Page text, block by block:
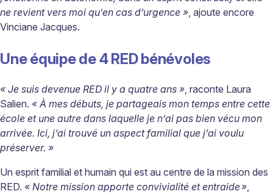
ne revient vers moi qu’en cas d’urgence », ajoute encore
Vinciane Jacques.
Une équipe de 4 RED bénévoles
« Je suis devenue RED il y a quatre ans », raconte Laura
Salien. « À mes débuts, je partageais mon temps entre cette
école et une autre dans laquelle je n’ai pas bien vécu mon
arrivée. Ici, j’ai trouvé un aspect familial que j’ai voulu
préserver. »
Un esprit familial et humain qui est au centre de la mission des
RED. « Notre mission apporte convivialité et entraide»,